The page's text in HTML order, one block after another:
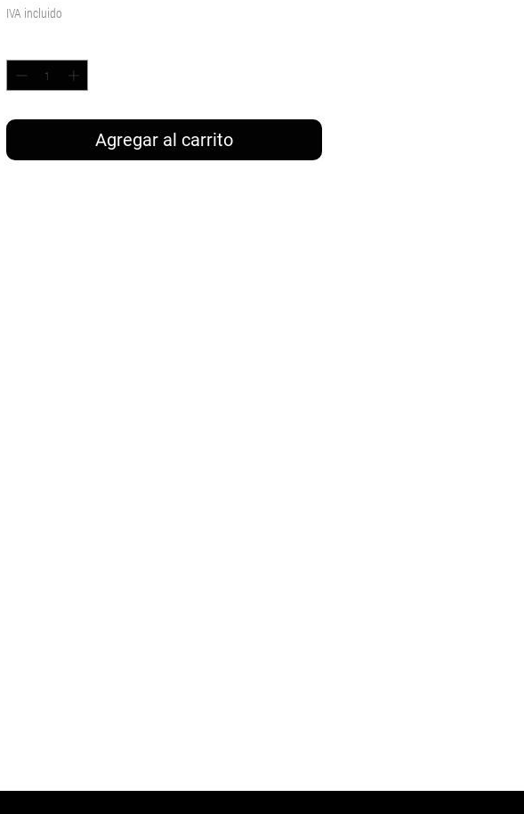
IVA incluido
Agregar al carrito